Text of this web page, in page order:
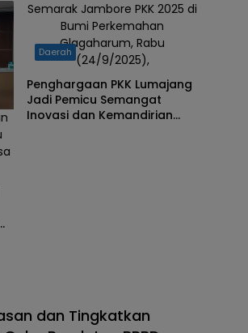
Semarak Jambore PKK 2025 di
Bumi Perkemahan
Glagaharum, Rabu
(24/9/2025),
Daerah
Penghargaan PKK Lumajang
Jadi Pemicu Semangat
Inovasi dan Kemandirian
dan Tingkatkan